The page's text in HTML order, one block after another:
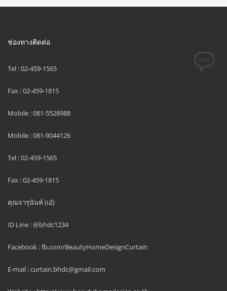
ช่องทางติดต่อ
Tel : 02-459-1565
Fax : 02-459-1815
Mobile : 081-5528988
Mobile : 081-9044126
Tel : 02-459-1565
Fax : 02-459-1815
คุณจารุนันท์ (เอ๋)
ID Line : @bhdc1234
Facebook : fb.com/BeautyHomeDesignCurtain
E-mail : curtain.bhdc@gmail.com